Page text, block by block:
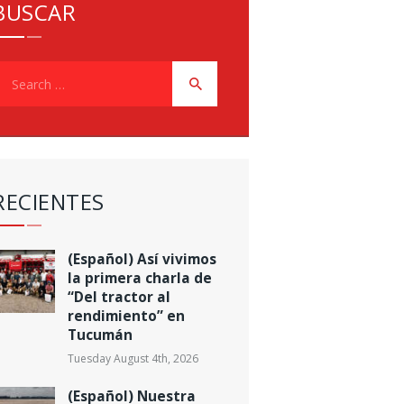
(Español) Así vivimos
la primera charla de
“Del tractor al
rendimiento” en
Tucumán
Tuesday August 4th, 2026
(Español) Nuestra